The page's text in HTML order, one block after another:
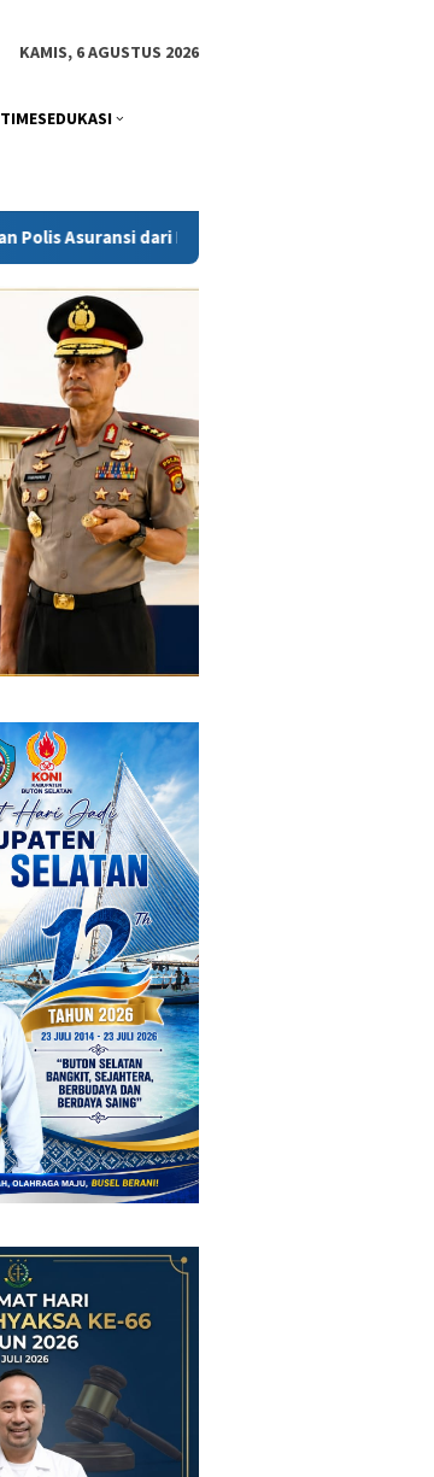
KAMIS, 6 AGUSTUS 2026
TIMESEDUKASI
Serikat Buruh: Pemalangan Aktivitas PT